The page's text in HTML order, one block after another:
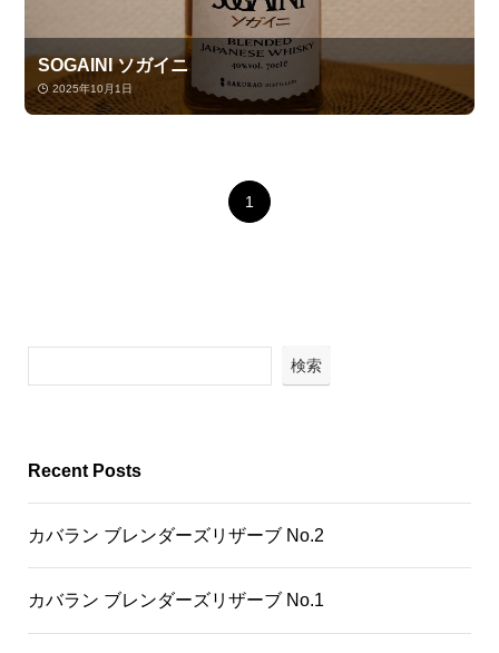
SOGAINI ソガイニ
2025年10月1日
1
検索
Recent Posts
カバラン ブレンダーズリザーブ No.2
カバラン ブレンダーズリザーブ No.1